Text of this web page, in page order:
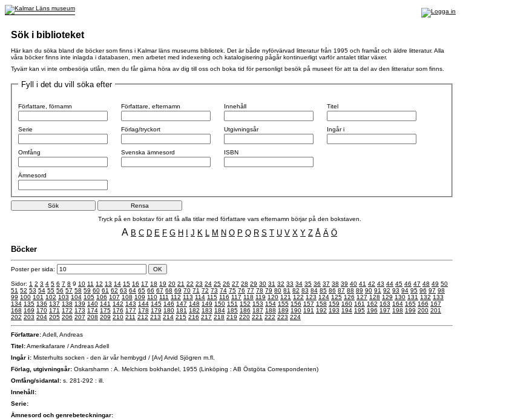
Sök i biblioteket
Här kan du söka bland de böcker som finns i Kalmar läns museums bibliotek. Det är både nyförvärvad litteratur från 1995 och framåt och äldre litteratur. Alla
våra böcker finns inte inlagda i databasen, men arbetet med indexering och katalogisering pågår kontinuerligt varför antalet titlar växer.
Tyvärr kan vi inte ombesörja utlån, men du får gärna höra av dig till oss och boka tid för personligt besök på museet för att ta del av den litteratur som finns.
Fyll i det du vill söka efter
Författare, förnamn
Serie
Omfång
Ämnesord
Författare, efternamn
Förlag/tryckort
Svenska ämnesord
Innehåll
Utgivningsår
ISBN
Titel
Ingår i
Tryck på en bokstav för att få alla titlar med författare vars efternamn börjar på den bokstaven.
A B C D E F G H I J K L M N O P Q R S T U V X Y Z Å Ä Ö
Böcker
Poster per sida:
Sidor: 1 2 3 4 5 6 7 8 9 10 11 12 13 14 15 16 17 18 19 20 21 22 23 24 25 26 27 28 29 30 31 32 33 34 35 36 37 38 39 40 41 42 43 44 45 46 47 48 49 50
51 52 53 54 55 56 57 58 59 60 61 62 63 64 65 66 67 68 69 70 71 72 73 74 75 76 77 78 79 80 81 82 83 84 85 86 87 88 89 90 91 92 93 94 95 96 97 98
99 100 101 102 103 104 105 106 107 108 109 110 111 112 113 114 115 116 117 118 119 120 121 122 123 124 125 126 127 128 129 130 131 132 133
134 135 136 137 138 139 140 141 142 143 144 145 146 147 148 149 150 151 152 153 154 155 156 157 158 159 160 161 162 163 164 165 166 167
168 169 170 171 172 173 174 175 176 177 178 179 180 181 182 183 184 185 186 187 188 189 190 191 192 193 194 195 196 197 198 199 200 201
202 203 204 205 206 207 208 209 210 211 212 213 214 215 216 217 218 219 220 221 222 223 224
Författare:Adell, Andreas
Titel:Amerikafarare / Andreas Adell
Ingår i: Misterhults socken - den är vår hembygd / [Av] Arvid Sjögren m.fl.
Förlag, utgivningsår: Oskarshamn : A. Melchiors bokhandel, 1955 (Linköping : AB Östgöta Correspondenten)
Omfång/sidantal: s. 281-292 : ill.
Innehåll:
Serie:
Ämnesord och genrebeteckningar: